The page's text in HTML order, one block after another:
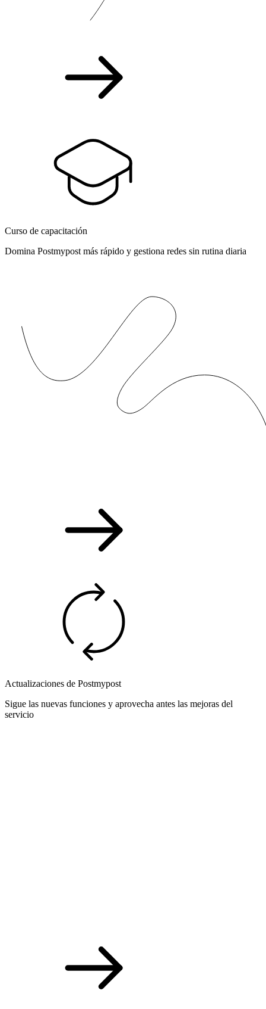
Curso de capacitación
Domina Postmypost más rápido y gestiona redes sin rutina diaria
Actualizaciones de Postmypost
Sigue las nuevas funciones y aprovecha antes las mejoras del
servicio